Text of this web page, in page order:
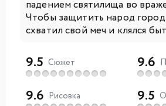
падением святилища во
Чтобы защитить народ
схватил свой меч и клялся
9.5 Сюжет 9.6
9.6 Рисовка 9.5